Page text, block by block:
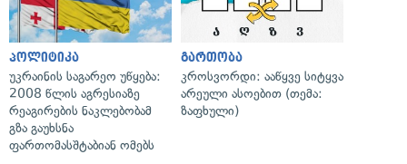
პოლიტიკა
უკრაინის საგარეო უწყება:
2008 წლის აგრესიაზე
რეაგირების ნაკლებობამ
გზა გაუხსნა
ფართომასშტაბიან ომებს
გართობა
კროსვორდი: ააწყვე სიტყვა
არეული ასოებით (თემა:
ზაფხული)